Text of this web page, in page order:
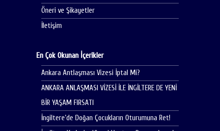
Öneri ve Şikayetler
İletişim
En Çok Okunan İçerikler
Ankara Antlaşması Vizesi İptal Mi?
ANKARA ANLAŞMASI VİZESİ İLE İNGİLTERE DE YENİ
BİR YAŞAM FIRSATI
İngiltere’de Doğan Çocukların Oturumuna Ret!